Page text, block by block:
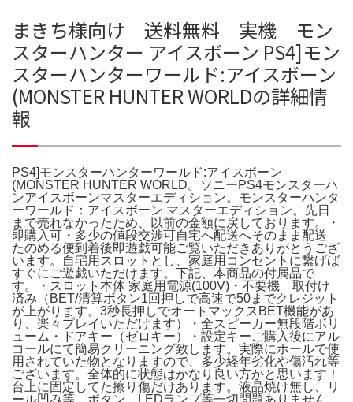
まきち様向け 送料無料 実機 モン
スターハンター アイスボーン PS4]モン
スターハンターワールド:アイスボーン
(MONSTER HUNTER WORLDの詳細情
報
PS4]モンスターハンターワールド:アイスボーン
(MONSTER HUNTER WORLD。ソニーPS4モンスターハ
ンアイスボーンマスターエディション。モンスターハンタ
ーワールド：アイスボーン マスターエディション。先日
まで売れなかったため、以前の金額に戻しております。・
即購入可・多少の値段交渉可自宅へ配送へそのまま配送
たのめる便到着後即遊戯可能ご覧いただきありがとうござ
います。自宅用スロットとし、家庭用コンセントに繋げば
すぐにご遊戯いただけます。下記、本商品の付属品で
す。・スロット本体 家庭用電源(100V)・不要機 取付け
済み（BET/清算ボタン1回押しで高速で50までクレジット
が上がります。3秒長押しでオートマックスBET機能があ
り、楽々プレイいただけます）・全スピーカー無段階ボリ
ューム・ドアキー（ゼロキー）・設定キーご購入後にアル
コールにて簡易クリーニング致します。実際にホールで使
用されていた物となりますので、多少経年劣化や傷汚れ等
ございます。全体的に状態はかなり良い方かと思います！
台上に固定してた擦り傷だけあります。液晶焼け無し、リ
ール凹み等、ボタン、LEDランプ等一切問題ありません。